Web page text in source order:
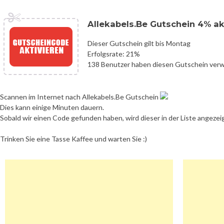
Allekabels.Be Gutschein 4%
Dieser Gutschein gilt bis Montag
Erfolgsrate: 21%
138 Benutzer haben diesen Gutschein
Scannen im Internet nach Allekabels.Be Gutschein
Dies kann einige Minuten dauern.
Sobald wir einen Code gefunden haben, wird dieser in der Liste
Trinken Sie eine Tasse Kaffee und warten Sie :)